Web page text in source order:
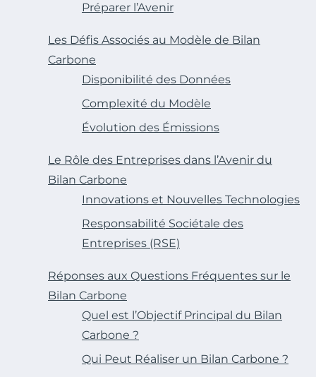
Préparer l’Avenir
Les Défis Associés au Modèle de Bilan
Carbone
Disponibilité des Données
Complexité du Modèle
Évolution des Émissions
Le Rôle des Entreprises dans l’Avenir du
Bilan Carbone
Innovations et Nouvelles Technologies
Responsabilité Sociétale des
Entreprises (RSE)
Réponses aux Questions Fréquentes sur le
Bilan Carbone
Quel est l’Objectif Principal du Bilan
Carbone ?
Qui Peut Réaliser un Bilan Carbone ?